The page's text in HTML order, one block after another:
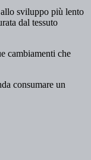
sviluppo più lento
dal tessuto
cambiamenti che
consumare un